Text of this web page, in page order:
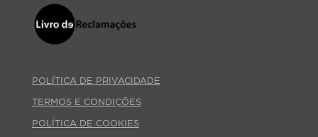
POLÍTICA DE PRIVACIDADE
TERMOS E CONDIÇÕES
POLÍTICA DE COOKIES